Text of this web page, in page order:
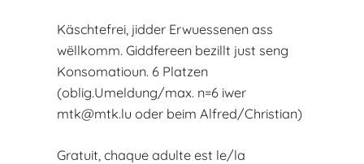
Käschtefrei, jidder Erwuessenen ass
wëllkomm. Giddfereen bezillt just seng
Konsomatioun. 6 Platzen
(oblig.Umeldung/max. n=6 iwer
mtk@mtk.lu oder beim Alfred/Christian)
Gratuit, chaque adulte est le/la